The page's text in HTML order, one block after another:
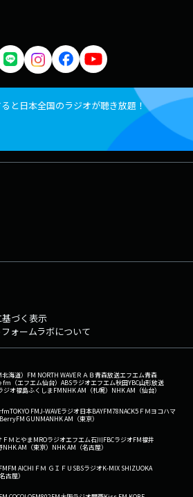
と日本全国のラジオが聴き放題！
づく表示
ォームラボについて
海道） FM NORTH WAVEＲＡＢ青森放送エフエム青森
fm（エフエム仙台） ABSラジオエフエム秋田YBC山形放送
ジオ福島ふくしまFMNHK AM（札幌） NHK AM（仙台）
TOKYO FMJ-WAVEラジオ日本BAYFM78NACK5 ＦＭヨコハマ
FM GUNMANHK AM（東京）
ＦＭとやまMROラジオエフエム石川FBCラジオFM福井
NHK AM（東京） NHK AM（名古屋）
FM AICHI ＦＭ ＧＩＦＵ SBSラジオK-MIX SHIZUOKA
古屋）